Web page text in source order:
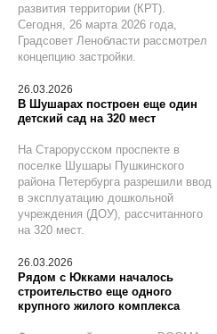
развития территории (КРТ).
Сегодня, 26 марта 2026 года,
Градсовет Ленобласти рассмотрел
концепцию застройки.
26.03.2026
В Шушарах построен еще один
детский сад на 320 мест
На Старорусском проспекте в
поселке Шушары Пушкинского
района Петербурга разрешили ввод
в эксплуатацию дошкольной
учреждения (ДОУ), рассчитанного
на 320 мест.
26.03.2026
Рядом с Юкками началось
строительство еще одного
крупного жилого комплекса